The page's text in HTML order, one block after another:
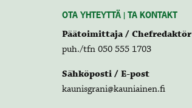
OTA YHTEYTTÄ | TA KONTAKT
Päätoimittaja / Chefredaktör
puh./tfn 050 555 1703
Sähköposti / E-post
kaunisgrani@kauniainen.fi